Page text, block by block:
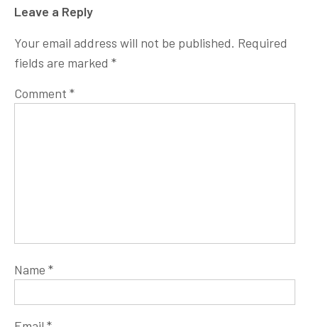
Leave a Reply
Your email address will not be published. Required
fields are marked *
Comment *
Name *